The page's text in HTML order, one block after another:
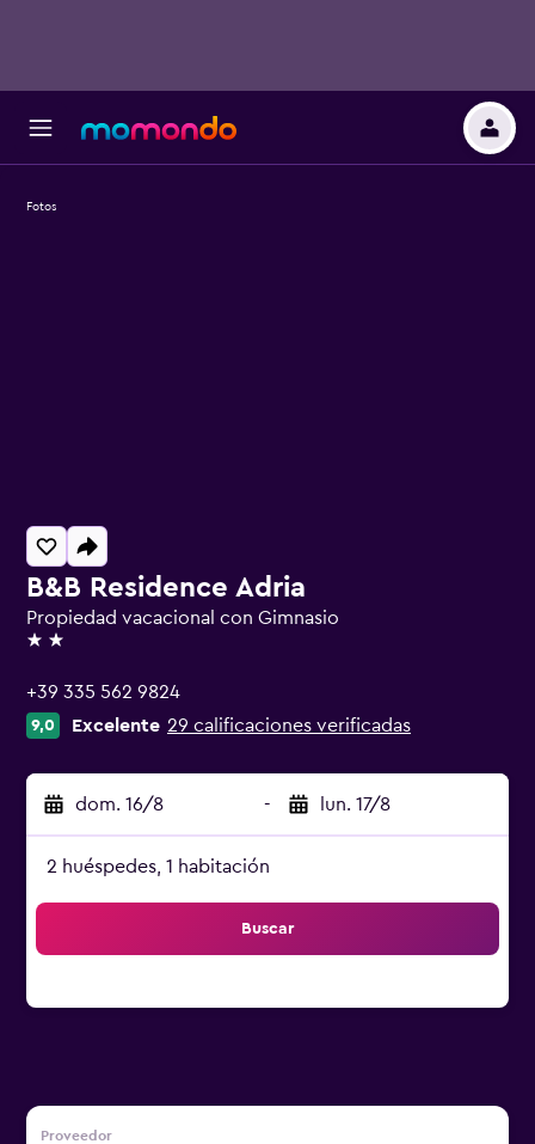
B&B Residence Adria
Propiedad vacacional con Gimnasio
2 estrellas
+39 335 562 9824
9,0 Excelente 29 calificaciones verificadas
dom. 16/8 - lun. 17/8
2 huéspedes, 1 habitación
Buscar
Proveedor
Fotos